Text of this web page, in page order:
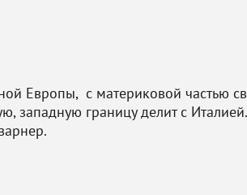
Европы, с материковой частью
западную границу делит с